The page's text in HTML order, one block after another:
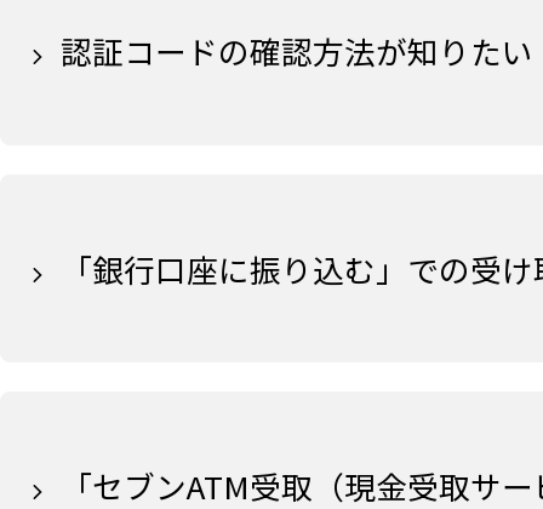
認証コードの確認方法が知りたい
「銀行口座に振り込む」での受
「セブンATM受取（現金受取サ